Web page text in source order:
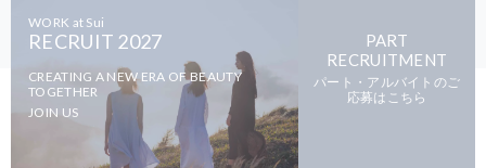
WORK at Sui
RECRUIT 2027
CREATING A NEW ERA OF BEAUTY
TOGETHER
JOIN US
PART
RECRUITMENT
パート・アルバイトのご
応募はこちら